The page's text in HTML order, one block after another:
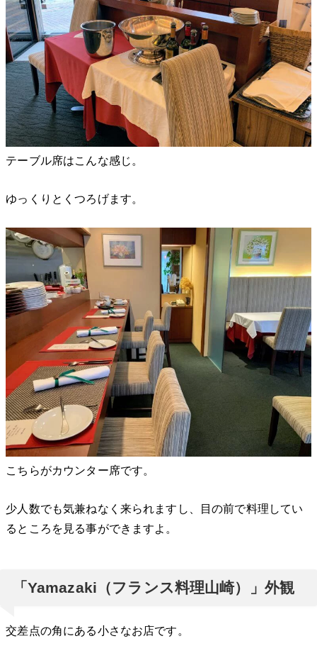
テーブル席はこんな感じ。
ゆっくりとくつろげます。
こちらがカウンター席です。
少人数でも気兼ねなく来られますし、目の前で料理してい
るところを見る事ができますよ。
「Yamazaki（フランス料理山崎）」外観
交差点の角にある小さなお店です。